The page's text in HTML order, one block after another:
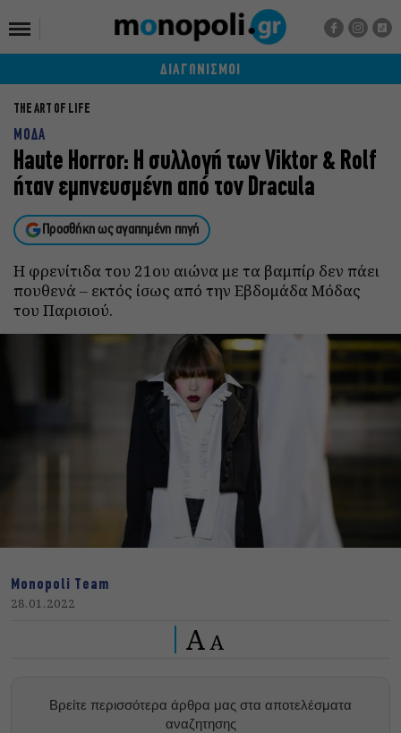
ΔΙΑΓΩΝΙΣΜΟΙ
THE ART OF LIFE
ΜΟΔΑ
Haute Horror: H συλλογή των Viktor & Rolf
ήταν εμπνευσμένη από τον Dracula
Προσθήκη ως αγαπημένη πηγή
Η φρενίτιδα του 21ου αιώνα με τα βαμπίρ δεν πάει
πουθενά – εκτός ίσως από την Εβδομάδα Μόδας
του Παρισιού.
Monopoli Team
28.01.2022
A A
Βρείτε περισσότερα άρθρα μας στα αποτελέσματα
αναζητησης